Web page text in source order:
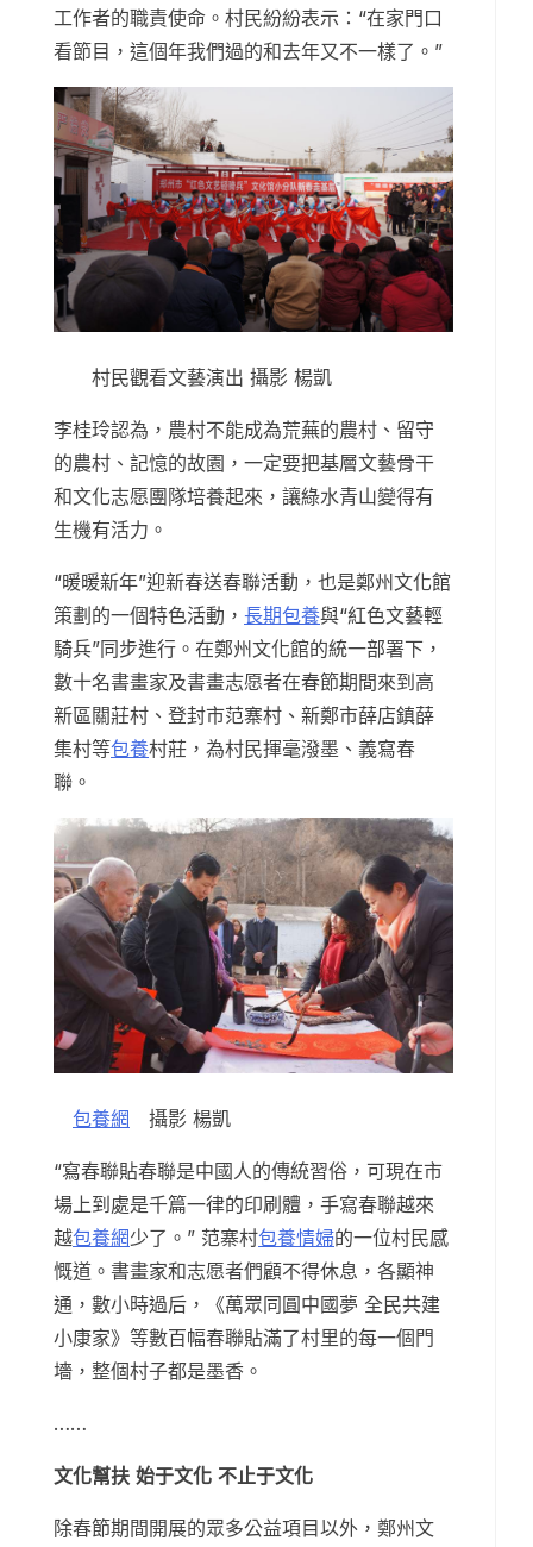
工作者的職責使命。村民紛紛表示：“在家門口
看節目，這個年我們過的和去年又不一樣了。”
村民觀看文藝演出 攝影 楊凱
李桂玲認為，農村不能成為荒蕪的農村、留守
的農村、記憶的故園，一定要把基層文藝骨干
和文化志愿團隊培養起來，讓綠水青山變得有
生機有活力。
“暖暖新年”迎新春送春聯活動，也是鄭州文化館
策劃的一個特色活動， 長期包養與“紅色文藝輕
騎兵”同步進行。在鄭州文化館的統一部署下，
數十名書畫家及書畫志愿者在春節期間來到高
新區關莊村、登封市范寨村、新鄭市薛店鎮薛
集村等包養村莊，為村民揮毫潑墨、義寫春
聯。
包養網 攝影 楊凱
“寫春聯貼春聯是中國人的傳統習俗，可現在市
場上到處是千篇一律的印刷體，手寫春聯越來
越包養網少了。” 范寨村包養情婦的一位村民感
慨道。書畫家和志愿者們顧不得休息，各顯神
通，數小時過后，《萬眾同圓中國夢 全民共建
小康家》等數百幅春聯貼滿了村里的每一個門
墻，整個村子都是墨香。
……
文化幫扶 始于文化 不止于文化
除春節期間開展的眾多公益項目以外，鄭州文